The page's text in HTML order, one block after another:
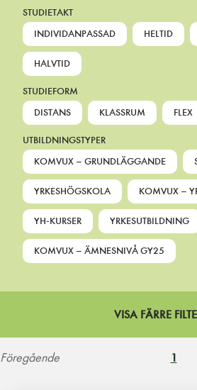
STUDIETAKT
INDIVIDANPASSAD
HELTID
HALVTID
STUDIEFORM
DISTANS
KLASSRUM FLEX
UTBILDNINGSTYPER
KOMVUX – GRUNDLÄGGANDE
YRKESHÖGSKOLA KOMVUX –
YH-KURSER YRKESUTBILDNING
KOMVUX – ÄMNESNIVÅ GY25
VISA FÄRRE
Föregående 1